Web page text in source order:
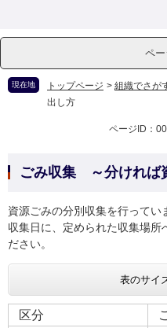
ペ
現在地 トップページ > 組織でさが
出し方
ページID：
ごみ収集 ～分ければ
資源ごみの分別収集を行ってい
収集日に、定められた収集場所
ださい。
表のサイ
区分